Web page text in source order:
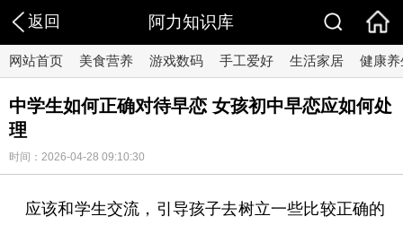
返回 阿力知识库
网站首页 美食营养 游戏数码 手工爱好 生活家居 健康养
​中学生如何正确对待早恋 女孩初中早恋应如何处
理
时间：2026-04-28 09:10:30
应该和学生交流，引导孩子去树立一些比较正确的